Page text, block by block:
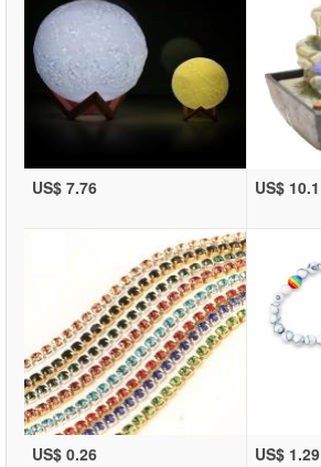
US$ 7.76 US$ 10.1
US$ 0.26 US$ 1.29